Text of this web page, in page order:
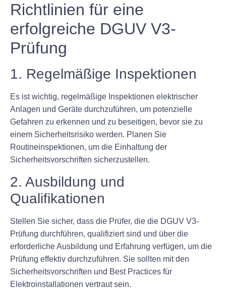
Richtlinien für eine
erfolgreiche DGUV V3-
Prüfung
1. Regelmäßige Inspektionen
Es ist wichtig, regelmäßige Inspektionen elektrischer
Anlagen und Geräte durchzuführen, um potenzielle
Gefahren zu erkennen und zu beseitigen, bevor sie zu
einem Sicherheitsrisiko werden. Planen Sie
Routineinspektionen, um die Einhaltung der
Sicherheitsvorschriften sicherzustellen.
2. Ausbildung und
Qualifikationen
Stellen Sie sicher, dass die Prüfer, die die DGUV V3-
Prüfung durchführen, qualifiziert sind und über die
erforderliche Ausbildung und Erfahrung verfügen, um die
Prüfung effektiv durchzuführen. Sie sollten mit den
Sicherheitsvorschriften und Best Practices für
Elektroinstallationen vertraut sein.